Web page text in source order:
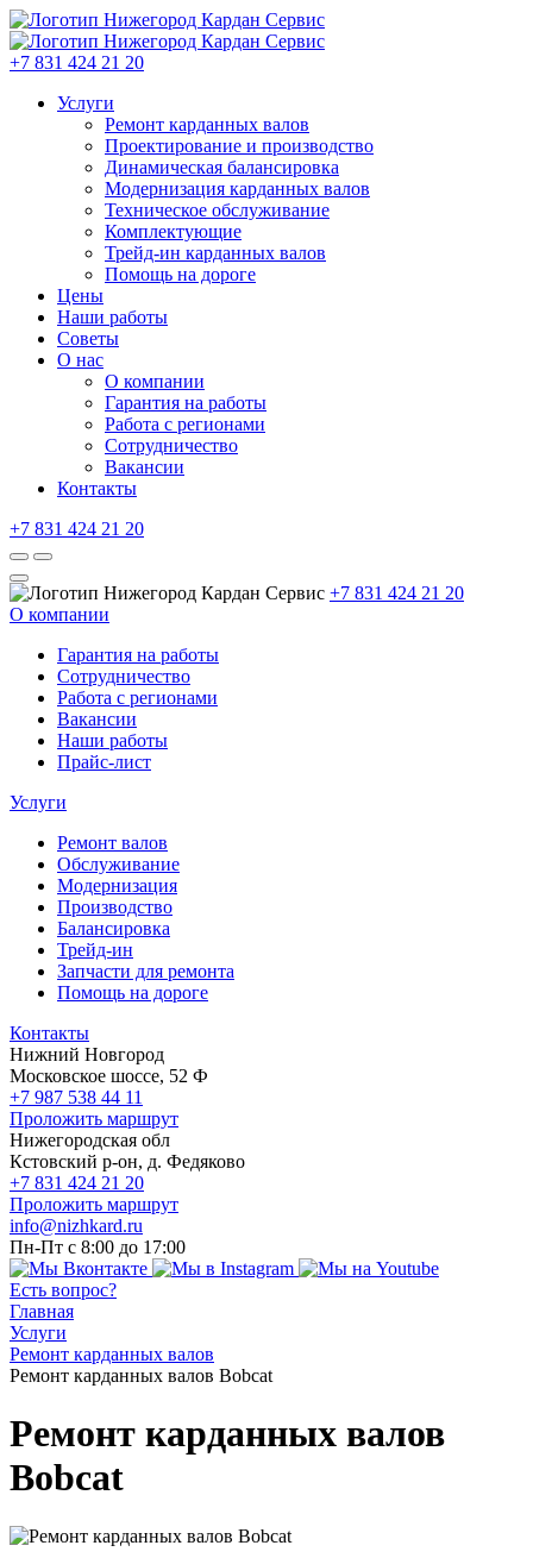
+7 831 424 21 20
Услуги
Ремонт карданных валов
Проектирование и производство
Динамическая балансировка
Модернизация карданных валов
Техническое обслуживание
Комплектующие
Трейд-ин карданных валов
Помощь на дороге
Цены
Наши работы
Советы
О нас
О компании
Гарантия на работы
Работа с регионами
Сотрудничество
Вакансии
Контакты
+7 831 424 21 20
+7 831 424 21 20
О компании
Гарантия на работы
Сотрудничество
Работа с регионами
Вакансии
Наши работы
Прайс-лист
Услуги
Ремонт валов
Обслуживание
Модернизация
Производство
Балансировка
Трейд-ин
Запчасти для ремонта
Помощь на дороге
Контакты
Нижний Новгород
Московское шоссе, 52 Ф
+7 987 538 44 11
Проложить маршрут
Нижегородская обл
Кстовский р-он, д. Федяково
+7 831 424 21 20
Проложить маршрут
info@nizhkard.ru
Пн-Пт с 8:00 до 17:00
Есть вопрос?
Главная
Услуги
Ремонт карданных валов
Ремонт карданных валов Bobcat
Ремонт карданных валов
Bobcat